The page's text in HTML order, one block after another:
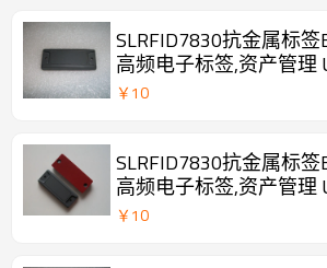
SLRFID7830抗金属标签
高频电子标签,资产管理
签RFID巡检点
￥10
SLRFID7830抗金属标签
高频电子标签,资产管理
签RFID巡检点
￥10